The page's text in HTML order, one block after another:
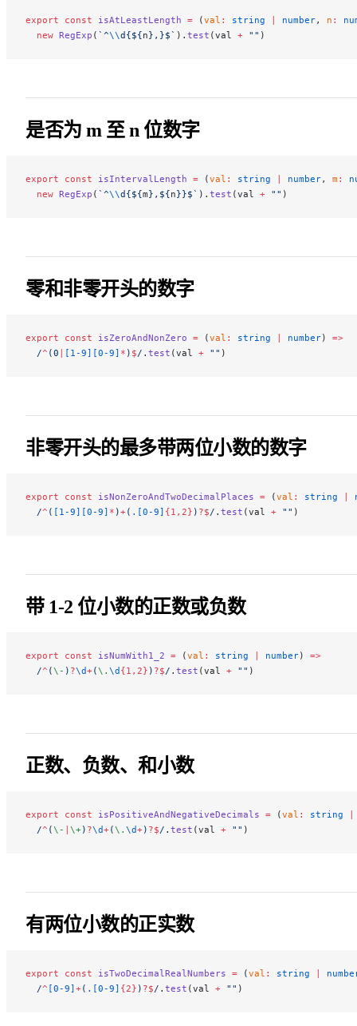
export const isAtLeastLength = (val : string | number, n :
  new
RegExp ( `^\\d{${n},}$` ). test (val + "" )
是否为 m 至 n 位数字
export const isIntervalLength = (val : string | number, m:
  new
RegExp ( `^\\d{${m},${n}}$` ). test (val + "" )
零和非零开头的数字
export const isZeroAndNonZero = (val : string | number) =>
  /
^ (0 | [1-9][0-9] * ) $/ . test (val + "" )
非零开头的最多带两位小数的数字
export const isNonZeroAndTwoDecimalPlaces = (val : string |
  /
^ ( [1-9][0-9] * )+( .[0-9] {1,2} ) ?$/ . test (val + "" )
带 1-2 位小数的正数或负数
export const isNumWith1_2 = (val : string | number) =>
  /
^ (\- ) ?\d+(\. \d{1,2} ) ?$/ . test (val + "" )
正数、负数、和小数
export const isPositiveAndNegativeDecimals = (val : string |
  /
^ (\- | \+) ?\d+(\. \d+) ?$/ . test (val + "" )
有两位小数的正实数
export const isTwoDecimalRealNumbers = (val : string |
  /
^ [0-9]+( .[0-9] {2} ) ?$/ . test (val + "" )